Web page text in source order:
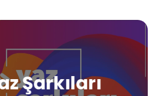
Şarkıları